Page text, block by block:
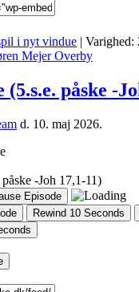
i nyt vindue | Varighed:
Mejer Overby
påske -
d. 10. maj 2026.
-Joh 17,1-11)
Episode
Rewind 10 Seconds